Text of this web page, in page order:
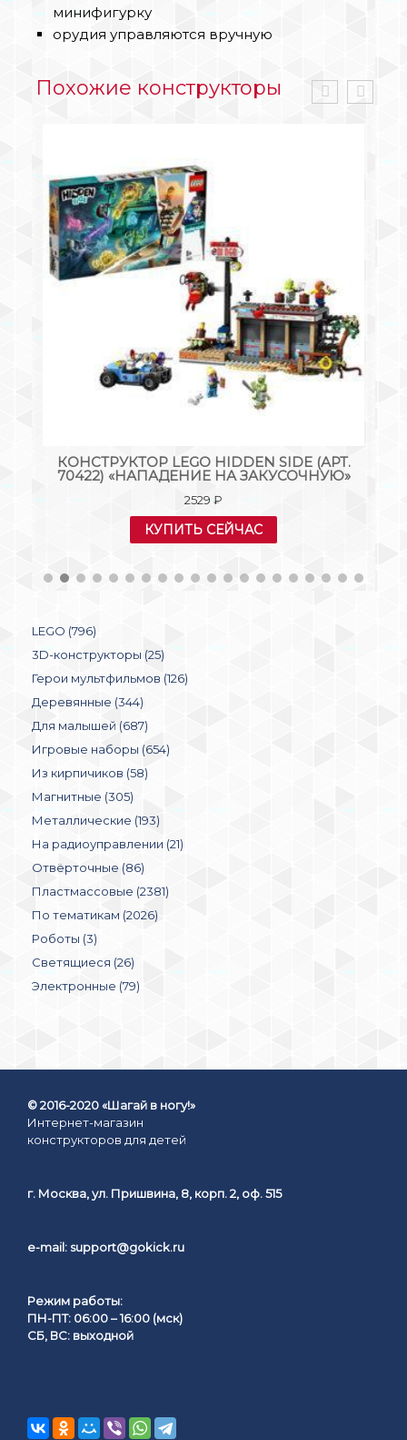
минифигурку
орудия управляются вручную
Похожие конструкторы
КОНСТРУКТОР LEGO HIDDEN SIDE (АРТ.
70422) «НАПАДЕНИЕ НА ЗАКУСОЧНУЮ»
2529 ₽
КУПИТЬ СЕЙЧАС
LEGO (796)
3D-конструкторы (25)
Герои мультфильмов (126)
Деревянные (344)
Для малышей (687)
Игровые наборы (654)
Из кирпичиков (58)
Магнитные (305)
Металлические (193)
На радиоуправлении (21)
Отвёрточные (86)
Пластмассовые (2381)
По тематикам (2026)
Роботы (3)
Светящиеся (26)
Электронные (79)
© 2016-2020 «Шагай в ногу!»
Интернет-магазин
конструкторов для детей
г. Москва, ул. Пришвина, 8, корп. 2, оф. 515
e-mail: support@gokick.ru
Режим работы:
ПН-ПТ: 06:00 – 16:00 (мск)
СБ, ВС: выходной